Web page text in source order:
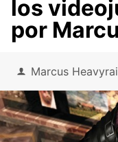
los
por
Marcus